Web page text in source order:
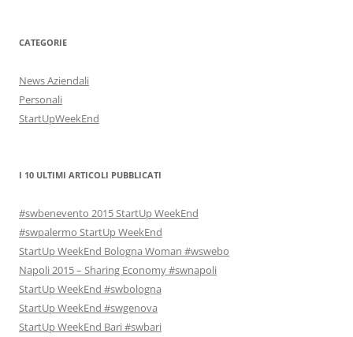
CATEGORIE
News Aziendali
Personali
StartUpWeekEnd
I 10 ULTIMI ARTICOLI PUBBLICATI
#swbenevento 2015 StartUp WeekEnd
#swpalermo StartUp WeekEnd
StartUp WeekEnd Bologna Woman #wswebo
Napoli 2015 – Sharing Economy #swnapoli
StartUp WeekEnd #swbologna
StartUp WeekEnd #swgenova
StartUp WeekEnd Bari #swbari